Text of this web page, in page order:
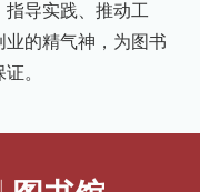
导实践、推动工
的精气神，为图书
。